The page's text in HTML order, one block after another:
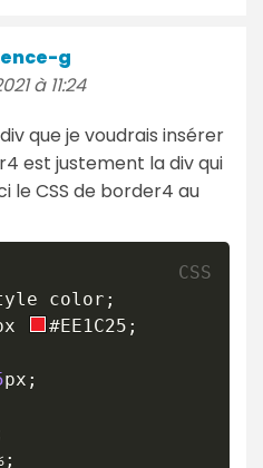
g
à 11:24
que je voudrais insérer
est justement la div qui
le CSS de border4 au
color ;
#EE1C25 ;
px ;
;